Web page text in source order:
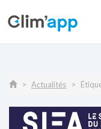
Actualités